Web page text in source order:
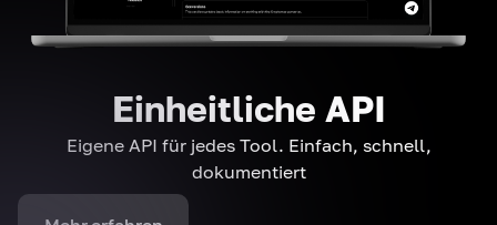
Einheitliche API
Eigene API für jedes Tool. Einfach, schnell,
dokumentiert